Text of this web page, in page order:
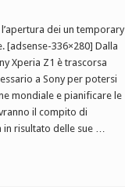
dei un temporary
[adsense-336×280] Dalla
Xperia Z1 è trascorsa
a Sony per potersi
mondiale e pianificare le
il compito di
in risultato delle sue …